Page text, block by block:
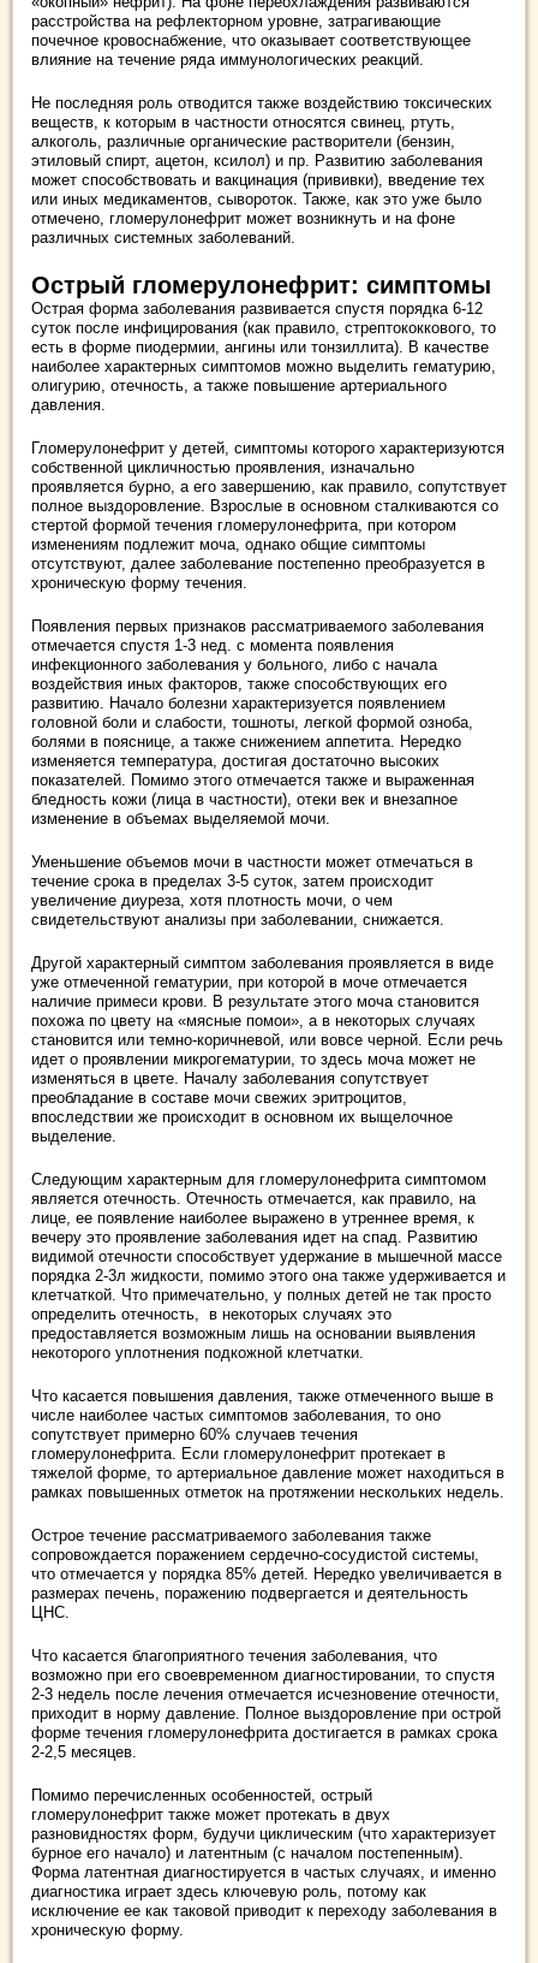
расстройства на рефлекторном уровне, затрагивающие
почечное кровоснабжение, что оказывает соответствующее
влияние на течение ряда иммунологических реакций.
Не последняя роль отводится также воздействию токсических
веществ, к которым в частности относятся свинец, ртуть,
алкоголь, различные органические растворители (бензин,
этиловый спирт, ацетон, ксилол) и пр. Развитию заболевания
может способствовать и вакцинация (прививки), введение тех
или иных медикаментов, сывороток. Также, как это уже было
отмечено, гломерулонефрит может возникнуть и на фоне
различных системных заболеваний.
Острый гломерулонефрит: симптомы
Острая форма заболевания развивается спустя порядка 6-12
суток после инфицирования (как правило, стрептококкового, то
есть в форме пиодермии, ангины или тонзиллита). В качестве
наиболее характерных симптомов можно выделить гематурию,
олигурию, отечность, а также повышение артериального
давления.
Гломерулонефрит у детей, симптомы которого характеризуются
собственной цикличностью проявления, изначально
проявляется бурно, а его завершению, как правило, сопутствует
полное выздоровление. Взрослые в основном сталкиваются со
стертой формой течения гломерулонефрита, при котором
изменениям подлежит моча, однако общие симптомы
отсутствуют, далее заболевание постепенно преобразуется в
хроническую форму течения.
Появления первых признаков рассматриваемого заболевания
отмечается спустя 1-3 нед. с момента появления
инфекционного заболевания у больного, либо с начала
воздействия иных факторов, также способствующих его
развитию. Начало болезни характеризуется появлением
головной боли и слабости, тошноты, легкой формой озноба,
болями в пояснице, а также снижением аппетита. Нередко
изменяется температура, достигая достаточно высоких
показателей. Помимо этого отмечается также и выраженная
бледность кожи (лица в частности), отеки век и внезапное
изменение в объемах выделяемой мочи.
Уменьшение объемов мочи в частности может отмечаться в
течение срока в пределах 3-5 суток, затем происходит
увеличение диуреза, хотя плотность мочи, о чем
свидетельствуют анализы при заболевании, снижается.
Другой характерный симптом заболевания проявляется в виде
уже отмеченной гематурии, при которой в моче отмечается
наличие примеси крови. В результате этого моча становится
похожа по цвету на «мясные помои», а в некоторых случаях
становится или темно-коричневой, или вовсе черной. Если речь
идет о проявлении микрогематурии, то здесь моча может не
изменяться в цвете. Началу заболевания сопутствует
преобладание в составе мочи свежих эритроцитов,
впоследствии же происходит в основном их выщелочное
выделение.
Следующим характерным для гломерулонефрита симптомом
является отечность. Отечность отмечается, как правило, на
лице, ее появление наиболее выражено в утреннее время, к
вечеру это проявление заболевания идет на спад. Развитию
видимой отечности способствует удержание в мышечной массе
порядка 2-3л жидкости, помимо этого она также удерживается и
клетчаткой. Что примечательно, у полных детей не так просто
определить отечность, в некоторых случаях это
предоставляется возможным лишь на основании выявления
некоторого уплотнения подкожной клетчатки.
Что касается повышения давления, также отмеченного выше в
числе наиболее частых симптомов заболевания, то оно
сопутствует примерно 60% случаев течения
гломерулонефрита. Если гломерулонефрит протекает в
тяжелой форме, то артериальное давление может находиться в
рамках повышенных отметок на протяжении нескольких недель.
Острое течение рассматриваемого заболевания также
сопровождается поражением сердечно-сосудистой системы,
что отмечается у порядка 85% детей. Нередко увеличивается в
размерах печень, поражению подвергается и деятельность
ЦНС.
Что касается благоприятного течения заболевания, что
возможно при его своевременном диагностировании, то спустя
2-3 недель после лечения отмечается исчезновение отечности,
приходит в норму давление. Полное выздоровление при острой
форме течения гломерулонефрита достигается в рамках срока
2-2,5 месяцев.
Помимо перечисленных особенностей, острый
гломерулонефрит также может протекать в двух
разновидностях форм, будучи циклическим (что характеризует
бурное его начало) и латентным (с началом постепенным).
Форма латентная диагностируется в частых случаях, и именно
диагностика играет здесь ключевую роль, потому как
исключение ее как таковой приводит к переходу заболевания в
хроническую форму.